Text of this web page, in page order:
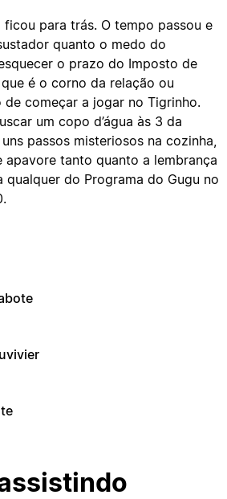
para trás. O tempo passou e
quanto o medo do
o prazo do Imposto de
é o corno da relação ou
começar a jogar no Tigrinho.
um copo d’água às 3 da
passos misteriosos na cozinha,
apavore tanto quanto a lembrança
qualquer do Programa do Gugu no